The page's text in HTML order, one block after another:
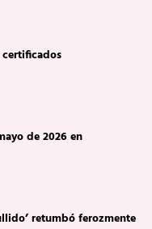
de 2026 en
retumbó ferozmente